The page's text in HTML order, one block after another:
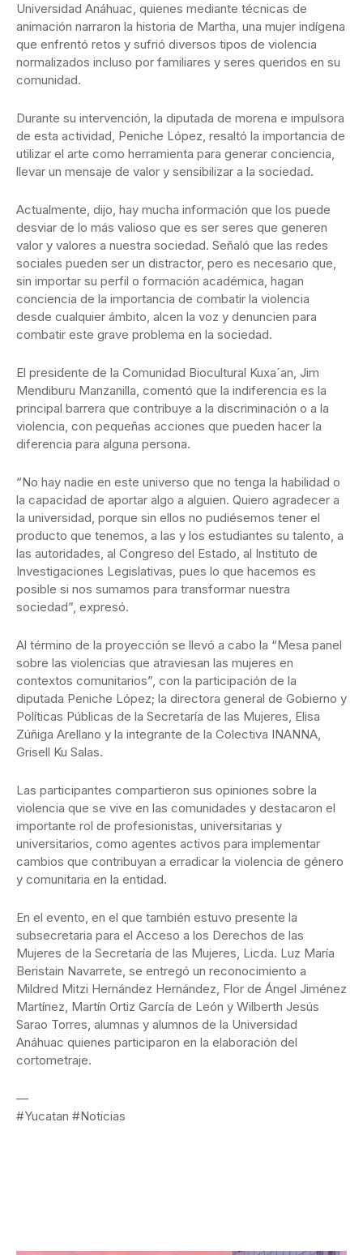
Universidad Anáhuac, quienes mediante técnicas de
animación narraron la historia de Martha, una mujer indígena
que enfrentó retos y sufrió diversos tipos de violencia
normalizados incluso por familiares y seres queridos en su
comunidad.
Durante su intervención, la diputada de morena e impulsora
de esta actividad, Peniche López, resaltó la importancia de
utilizar el arte como herramienta para generar conciencia,
llevar un mensaje de valor y sensibilizar a la sociedad.
Actualmente, dijo, hay mucha información que los puede
desviar de lo más valioso que es ser seres que generen
valor y valores a nuestra sociedad. Señaló que las redes
sociales pueden ser un distractor, pero es necesario que,
sin importar su perfil o formación académica, hagan
conciencia de la importancia de combatir la violencia
desde cualquier ámbito, alcen la voz y denuncien para
combatir este grave problema en la sociedad.
El presidente de la Comunidad Biocultural Kuxa´an, Jim
Mendiburu Manzanilla, comentó que la indiferencia es la
principal barrera que contribuye a la discriminación o a la
violencia, con pequeñas acciones que pueden hacer la
diferencia para alguna persona.
“No hay nadie en este universo que no tenga la habilidad o
la capacidad de aportar algo a alguien. Quiero agradecer a
la universidad, porque sin ellos no pudiésemos tener el
producto que tenemos, a las y los estudiantes su talento, a
las autoridades, al Congreso del Estado, al Instituto de
Investigaciones Legislativas, pues lo que hacemos es
posible si nos sumamos para transformar nuestra
sociedad”, expresó.
Al término de la proyección se llevó a cabo la “Mesa panel
sobre las violencias que atraviesan las mujeres en
contextos comunitarios”, con la participación de la
diputada Peniche López; la directora general de Gobierno y
Políticas Públicas de la Secretaría de las Mujeres, Elisa
Zúñiga Arellano y la integrante de la Colectiva INANNA,
Grisell Ku Salas.
Las participantes compartieron sus opiniones sobre la
violencia que se vive en las comunidades y destacaron el
importante rol de profesionistas, universitarias y
universitarios, como agentes activos para implementar
cambios que contribuyan a erradicar la violencia de género
y comunitaria en la entidad.
En el evento, en el que también estuvo presente la
subsecretaria para el Acceso a los Derechos de las
Mujeres de la Secretaría de las Mujeres, Licda. Luz María
Beristain Navarrete, se entregó un reconocimiento a
Mildred Mitzi Hernández Hernández, Flor de Ángel Jiménez
Martínez, Martín Ortiz García de León y Wilberth Jesús
Sarao Torres, alumnas y alumnos de la Universidad
Anáhuac quienes participaron en la elaboración del
cortometraje.
—
#Yucatan #Noticias